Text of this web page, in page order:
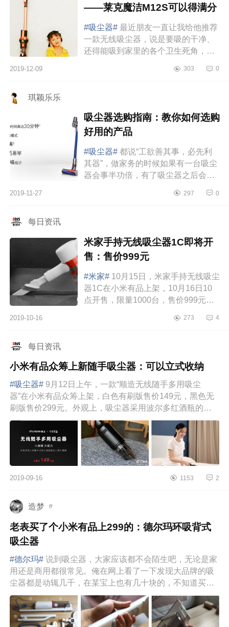
——莱克魔洁M12S可以得满分
#吸尘器# 最近朋友一直让我给他推荐
一款无线吸尘器，说是要吸的干净、
还得能吸到家里的各个卫生死角，并
小时左右，倒灰方便，清洁容易等等
2019-12-09 303 0
琪颖乐乐
吸尘器选购指南：教你如何选购
好用的产品
#吸尘器# 都说“工欲善其事，必先利
其器”，做家务的时候如果有一台吸尘
器会事半功倍，有了吸尘器之后会让
大扫除也不会弄得家里到处都是灰
2019-11-27 297 0
每日资讯
米家手持无线吸尘器1C即将开
售：售价999元
#米家# 10月15日，米家手持无线吸尘
器1C在小米有品上架，10月16日10
点开售，限量1000台，售价999元，
主机将马达和电池后置于手柄处，力
2019-10-16 273 4
每日资讯
小米有品众筹上新随手吸尘器：可以立式收纳
#吸尘器# 9月12日上午，一款“顺造无线随手多用吸尘
器”在小米有品众筹上架，白色有刷版售价149元，黑色无
刷版售价299元。外观上，吸尘器采用波尔多红酒瓶的外
观设计，头部位置设有隐...
2019-09-16 1153 2
造梦 〃
老表买了个小米有品上299的：德尔玛环吸背式
吸尘器
#德尔玛# 说到吸尘器，大家应该都不会陌生吧，无论是家
用还是商用都很常见。俺在网上看了一下发现大品牌的吸
尘器都是动辄几千，在某宝上也有几十块的，不知道买啥
好？哦！有了，上小...